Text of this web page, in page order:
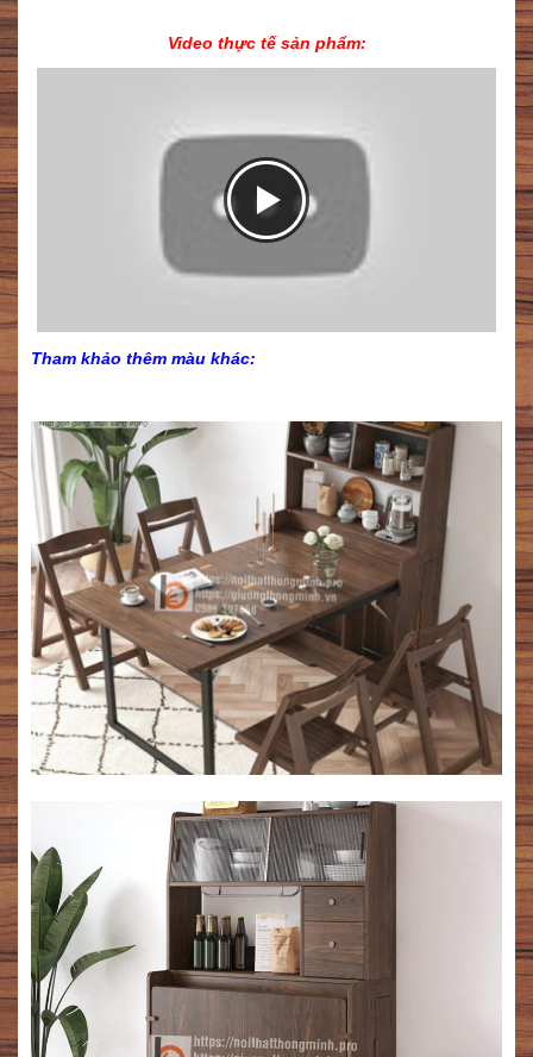
Video thực tế sản phẩm:
Tham khảo thêm màu khác: